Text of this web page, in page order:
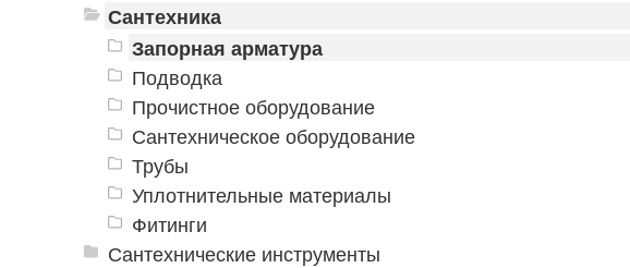
Сантехника
Запорная арматура
Подводка
Прочистное оборудование
Сантехническое оборудование
Трубы
Уплотнительные материалы
Фитинги
Сантехнические инструменты